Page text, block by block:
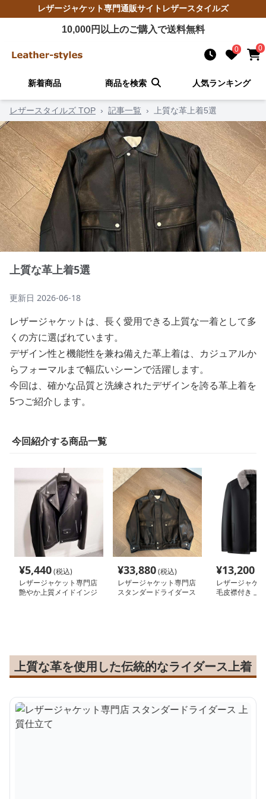
レザージャケット専門通販サイト レザースタイルズ
10,000円以上のご購入で送料無料
0 0
新着商品 商品を検索 人気ランキング
レザースタイルズ TOP › 記事一覧 › 上質な革上着5選
上質な革上着5選
更新日 2026-06-18
レザージャケットは、長く愛用できる上質な一着として多
くの方に選ばれています。
デザイン性と機能性を兼ね備えた革上着は、カジュアルか
らフォーマルまで幅広いシーンで活躍します。
今回は、確かな品質と洗練されたデザインを誇る革上着を
5つご紹介します。
今回紹介する商品一覧
¥5,440(税込)
レザージャケット専門店
艶やか上質メイドインジ
¥33,880(税込)
レザージャケット専門店
スタンダードライダース
¥13,200
レザージャケ
毛皮襟付き 上
上質な革を使用した伝統的なライダース上着